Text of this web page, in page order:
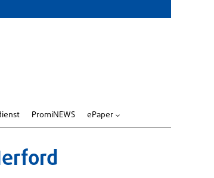
PromiNEWS ePaper 3